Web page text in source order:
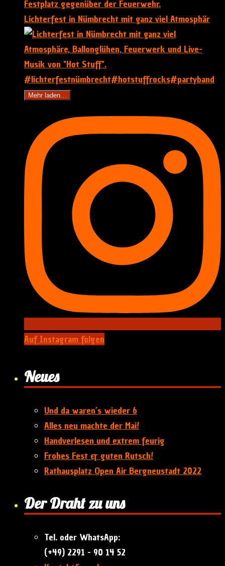
Lichterfest in Nümbrecht mit ganz viel Atmosphär
Mehr laden…
Auf Instagram folgen
Neues
Und da waren’s wieder 6
Alles neu machte der Mai!
Handverlesen und extrem feurig
Frohes Fest & guten Rutsch!
Rathausplatz Open Air Bergneustadt 2022
Der Draht zu uns
Tel. oder WhatsApp:
(+49) 2291 - 90 14 52